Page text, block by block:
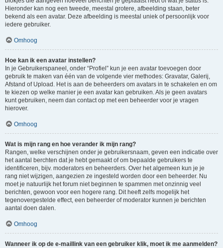
Hieronder kan nog een tweede, meestal grotere, afbeelding staan, beter
bekend als een avatar. Deze afbeelding is meestal uniek of persoonlijk voor
iedere gebruiker.
Omhoog
Hoe kan ik een avatar instellen?
In je Gebruikerspaneel, onder “Profiel” kun je een avatar toevoegen door
gebruik te maken van één van de volgende vier methodes: Gravatar, Galerij,
Afstand of Upload. Het is aan de beheerders om avatars in te schakelen en om
te kiezen op welke manier je een avatar kan gebruiken. Als je geen avatars
kunt gebruiken, neem dan contact op met een beheerder voor je vragen
hierover.
Omhoog
Wat is mijn rang en hoe verander ik mijn rang?
Rangen, welke verschijnen onder je gebruikersnaam, geven een indicatie over
het aantal berchten dat je hebt gemaakt of om bepaalde gebruikers te
identificeren, bijv. moderators en beheerders. Over het algemeen kun je je
rang niet wijzigen, aangezien ze ingesteld worden door een beheerder. Nu
moet je natuurlijk het forum niet beginnen te spammen met onzinnig veel
berichten, gewoon voor een hogere rang. Dit heeft zelfs mogelijk het
tegenovergestelde effect, een beheerder of moderator kunnen je berichten
aantal doen dalen.
Omhoog
Wanneer ik op de e-maillink van een gebruiker klik, moet ik me aanmelden?